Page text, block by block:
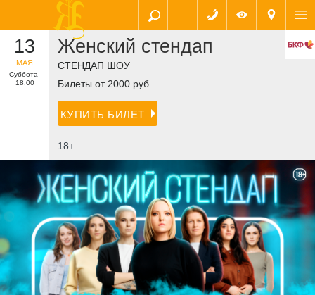
13
МАЯ
Суббота
18:00
Женский стендап
СТЕНДАП ШОУ
Билеты от 2000 руб.
КУПИТЬ БИЛЕТ
18+